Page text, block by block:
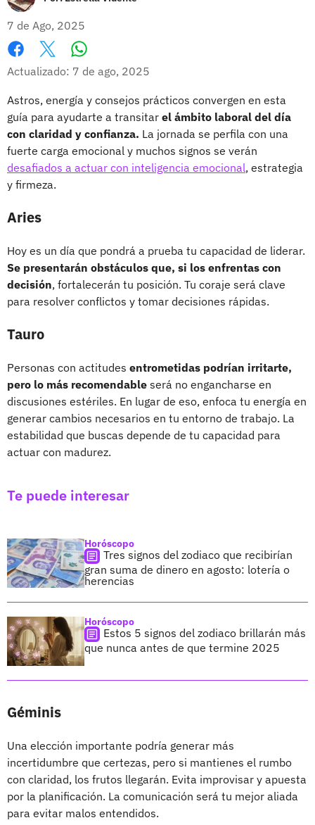
7 de Ago, 2025
Facebook
X
Actualizado: 7 de ago, 2025
Astros, energía y consejos prácticos convergen en esta
guía para ayudarte a transitar el ámbito laboral del día
con claridad y confianza. La jornada se perfila con una
fuerte carga emocional y muchos signos se verán
desafiados a actuar con inteligencia emocional, estrategia
y firmeza.
Aries
Hoy es un día que pondrá a prueba tu capacidad de liderar.
Se presentarán obstáculos que, si los enfrentas con
decisión, fortalecerán tu posición. Tu coraje será clave
para resolver conflictos y tomar decisiones rápidas.
Tauro
Personas con actitudes entrometidas podrían irritarte,
pero lo más recomendable será no engancharse en
discusiones estériles. En lugar de eso, enfoca tu energía en
generar cambios necesarios en tu entorno de trabajo. La
estabilidad que buscas depende de tu capacidad para
actuar con madurez.
Te puede interesar
Horóscopo
Tres signos del zodiaco que recibirían
gran suma de dinero en agosto: lotería o
herencias
Horóscopo
Estos 5 signos del zodiaco brillarán más
que nunca antes de que termine 2025
Géminis
Una elección importante podría generar más
incertidumbre que certezas, pero si mantienes el rumbo
con claridad, los frutos llegarán. Evita improvisar y apuesta
por la planificación. La comunicación será tu mejor aliada
para evitar malos entendidos.